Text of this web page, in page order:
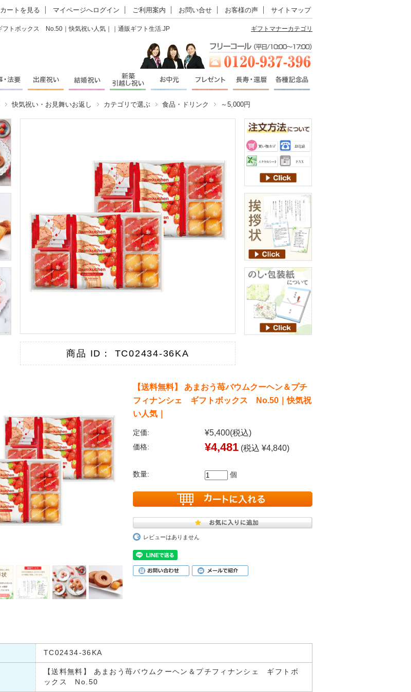
カートを見る マイページへログイン ご利用案内 お問い合せ お客様の声 サイトマップ
トボックス No.50｜快気祝い人気｜｜通販ギフト生活.JP ギフトマナーカテゴリ
快気祝い・お見舞いお返し カテゴリで選ぶ 食品・ドリンク ～5,000円
商品 ID： TC02434-36KA
【送料無料】 あまおう苺バウムクーヘン＆プチ
フィナンシェ ギフトボックス No.50｜快気祝
い人気｜
定価: ¥5,400(税込)
価格: ¥4,481 (税込 ¥4,840)
数量: 個
レビューはありません
TC02434-36KA
【送料無料】 あまおう苺バウムクーヘン＆プチフィナンシェ ギフトボ
ックス No.50